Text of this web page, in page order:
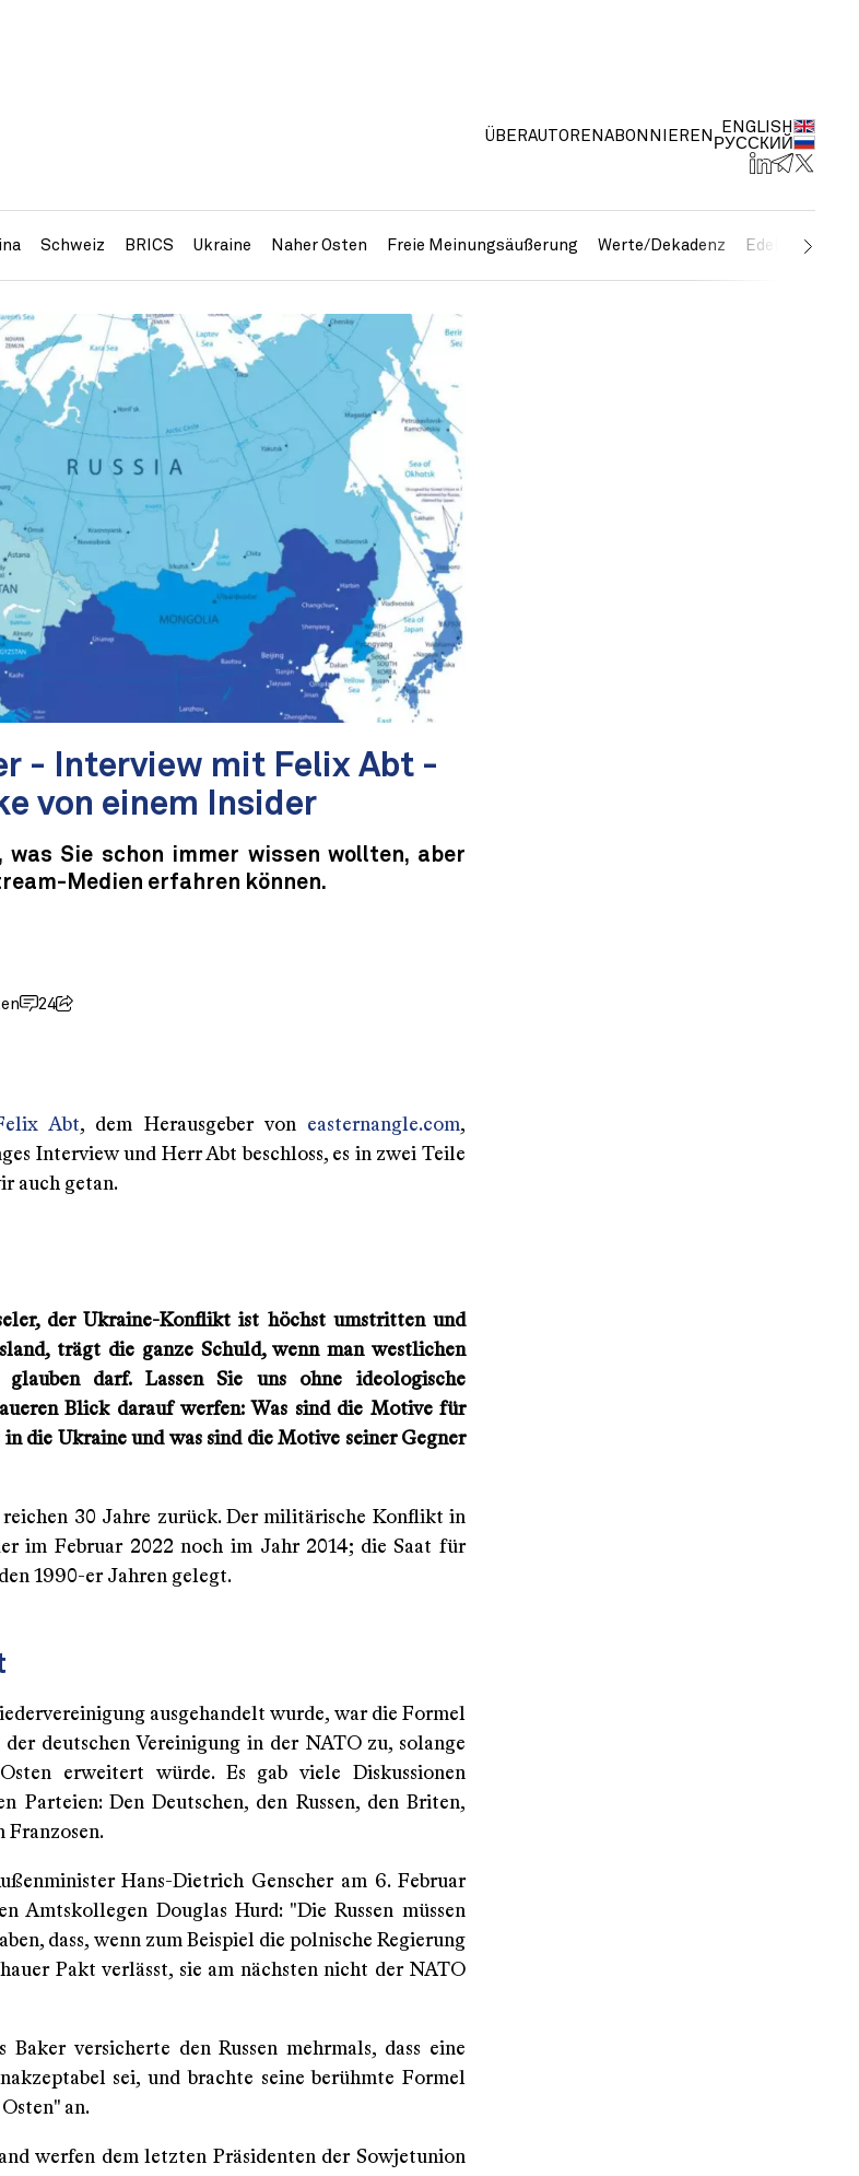
ÜBERAUTOREN ABONNIEREN
ENGLISH
РУССКИЙ
Schweiz BRICS Ukraine Naher Osten Freie Meinungsäußerung Werte/Dekadenz Edelmetalle
- Interview mit Felix Abt -
von einem Insider
was Sie schon immer wissen wollten, aber
Medien erfahren können.
24
Abt, dem Herausgeber von easternangle.com,
Interview und Herr Abt beschloss, es in zwei Teile
auch getan.
der Ukraine-Konflikt ist höchst umstritten und
trägt die ganze Schuld, wenn man westlichen
darf. Lassen Sie uns ohne ideologische
Blick darauf werfen: Was sind die Motive für
in die Ukraine und was sind die Motive seiner Gegner
30 Jahre zurück. Der militärische Konflikt in
im Februar 2022 noch im Jahr 2014; die Saat für
1990-er Jahren gelegt.
ausgehandelt wurde, war die Formel
deutschen Vereinigung in der NATO zu, solange
erweitert würde. Es gab viele Diskussionen
Parteien: Den Deutschen, den Russen, den Briten,
Franzosen.
Hans-Dietrich Genscher am 6. Februar
Amtskollegen Douglas Hurd: "Die Russen müssen
dass, wenn zum Beispiel die polnische Regierung
Pakt verlässt, sie am nächsten nicht der NATO
Baker versicherte den Russen mehrmals, dass eine
sei, und brachte seine berühmte Formel
an.
werfen dem letzten Präsidenten der Sowjetunion